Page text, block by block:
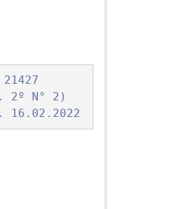
21427
2º N° 2)
16.02.2022